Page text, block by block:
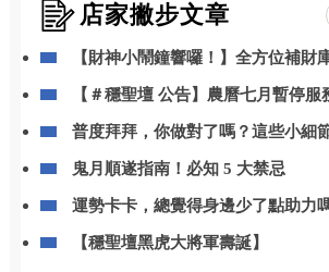
店家撇步文章
【財神小鬧鐘響囉！】全方位補財
【＃穩聖壇 公告】農曆七月暫停服
普度拜拜，你做對了嗎？這些小細
鬼月順遂指南！必知 5 大禁忌
運勢卡卡，總覺得身邊少了點助力
【穩聖壇黑虎大將軍壽誕】